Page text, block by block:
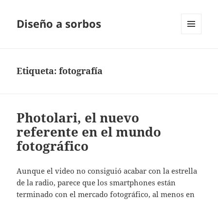
Diseño a sorbos
Etiqueta:fotografía
Photolari, el nuevo
referente en el mundo
fotográfico
Aunque el video no consiguió acabar con la estrella
de la radio, parece que los smartphones están
terminado con el mercado fotográfico, al menos en